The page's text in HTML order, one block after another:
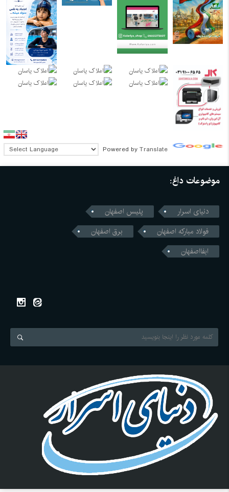
Powered by Translate
موضوعات داغ:
دنیای اسرار
پلیس اصفهان
فولاد مبارکه اصفهان
برق اصفهان
ابفااصفهان